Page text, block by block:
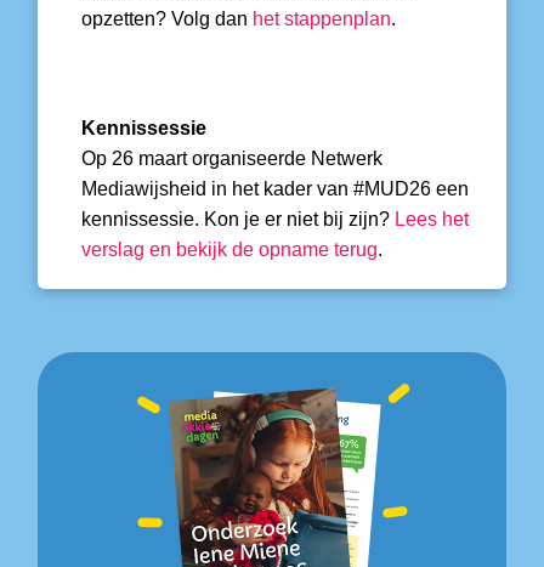
opzetten? Volg dan hetstappenplan.
Kennissessie
Op 26 maart organiseerde Netwerk
Mediawijsheid in het kader van #MUD26 een
kennissessie. Kon je er niet bij zijn? Lees het
verslag en bekijk de opname terug.